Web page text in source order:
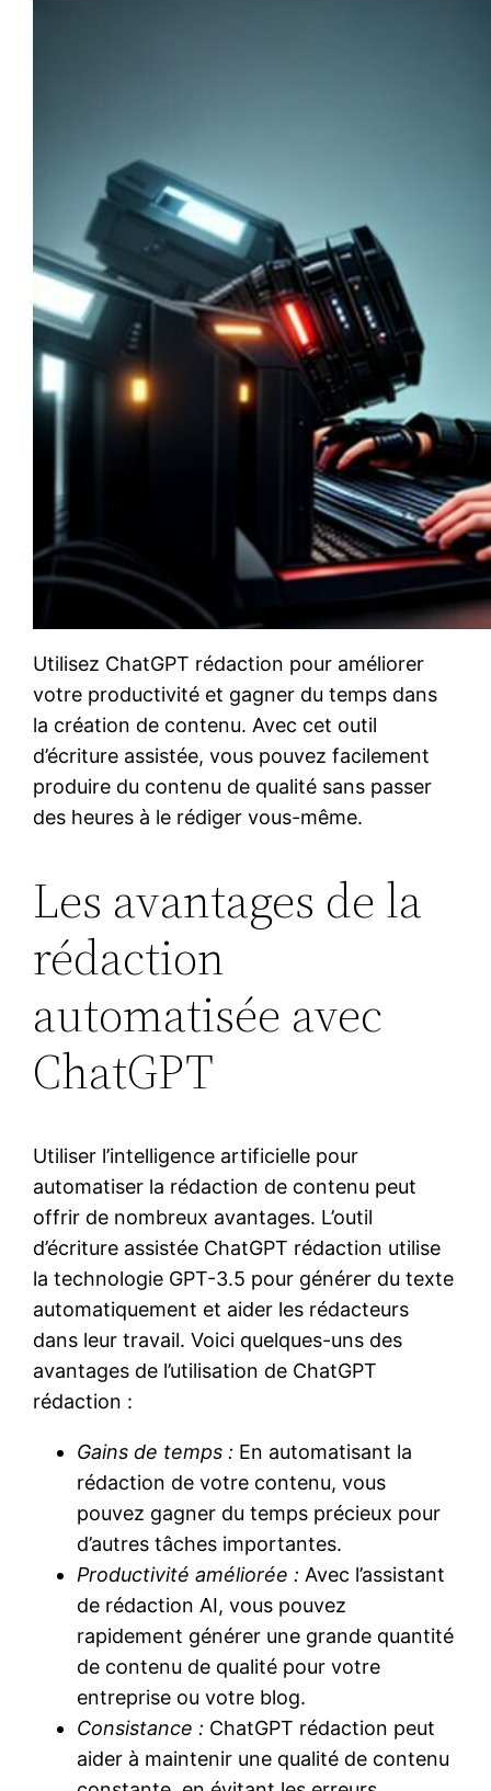
Utilisez ChatGPT rédaction pour améliorer
votre productivité et gagner du temps dans
la création de contenu. Avec cet outil
d’écriture assistée, vous pouvez facilement
produire du contenu de qualité sans passer
des heures à le rédiger vous-même.
Les avantages de la
rédaction
automatisée avec
ChatGPT
Utiliser l’intelligence artificielle pour
automatiser la rédaction de contenu peut
offrir de nombreux avantages. L’outil
d’écriture assistée ChatGPT rédaction utilise
la technologie GPT-3.5 pour générer du texte
automatiquement et aider les rédacteurs
dans leur travail. Voici quelques-uns des
avantages de l’utilisation de ChatGPT
rédaction :
Gains de temps : En automatisant la
rédaction de votre contenu, vous
pouvez gagner du temps précieux pour
d’autres tâches importantes.
Productivité améliorée : Avec l’assistant
de rédaction AI, vous pouvez
rapidement générer une grande quantité
de contenu de qualité pour votre
entreprise ou votre blog.
Consistance : ChatGPT rédaction peut
aider à maintenir une qualité de contenu